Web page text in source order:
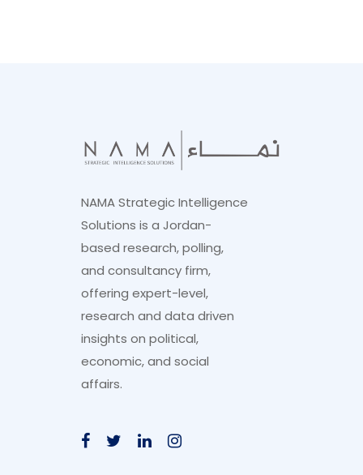
NAMA Strategic Intelligence
Solutions is a Jordan-
based research, polling,
and consultancy firm,
offering expert-level,
research and data driven
insights on political,
economic, and social
affairs.